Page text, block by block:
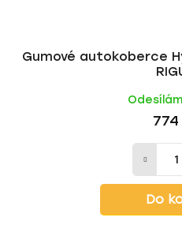
Gumové autokoberce
774
Do